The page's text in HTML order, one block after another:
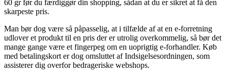
60 gr før du færdiggør din shopping, sådan at du er sikret at få den
skarpeste pris.
Man bør dog være så påpasselig, at i tilfælde af at en e-forretning
udlover et produkt til en pris der er utrolig overkommelig, så bør det
mange gange være et fingerpeg om en uoprigtig e-forhandler. Køb
med betalingskort er dog omsluttet af Indsigelsesordningen, som
assisterer dig overfor bedrageriske webshops.